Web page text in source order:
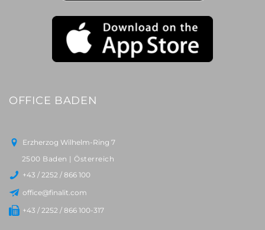
OFFICE BADEN
Erzherzog Wilhelm-Ring 7
2500 Baden | Österreich
+43 / 2252 / 866 100
office@finalit.com
+43 / 2252 / 866 100-317